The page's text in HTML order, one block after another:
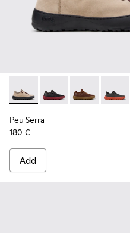
Peu Serra - K101075-011 -
Peu Serra -Peu Serra -
Peu
Peu Serra
180 €
Add